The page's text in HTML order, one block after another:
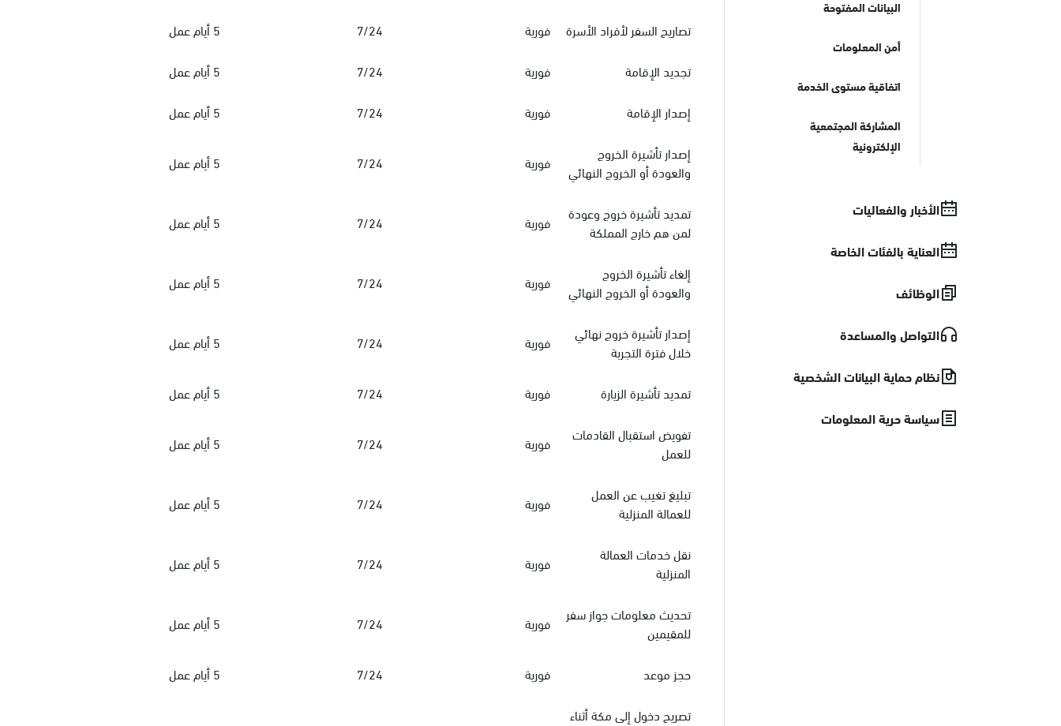
البيانات المفتوحة
أمن المعلومات
اتفاقية مستوى الخدمة
المشاركة المجتمعية
الإلكترونية
الأخبار والفعاليات
العناية بالفئات الخاصة
الوظائف
التواصل والمساعدة
نظام حماية البيانات الشخصية
سياسة حرية المعلومات
تصاريح السفر لأفراد الأسرة فورية 7/24
5 أيام عمل
تجديد الإقامة
فورية 7/24
5 أيام عمل
إصدار الإقامة
فورية 7/24
5 أيام عمل
إصدار تأشيرة الخروج
والعودة أو الخروج النهائي
فورية 7/24 5 أيام عمل
تمديد تأشيرة خروج وعودة
لمن هم خارج المملكة
فورية 7/24 5 أيام عمل
إلغاء تأشيرة الخروج
والعودة أو الخروج النهائي
فورية 7/24 5 أيام عمل
إصدار تأشيرة خروج نهائي
خلال فترة التجربة
فورية 7/24 5 أيام عمل
تمديد تأشيرة الزيارة فورية 7/24
5 أيام عمل
تفويض استقبال القادمات
للعمل
فورية 7/24 5 أيام عمل
تبليغ تغيب عن العمل
للعمالة المنزلية
فورية 7/24 5 أيام عمل
نقل خدمات العمالة
المنزلية
فورية 7/24 5 أيام عمل
تحديث معلومات جواز سفر
للمقيمين
فورية 7/24 5 أيام عمل
حجز موعد فورية 7/24
5 أيام عمل
تصريح دخول إلى مكة أثناء